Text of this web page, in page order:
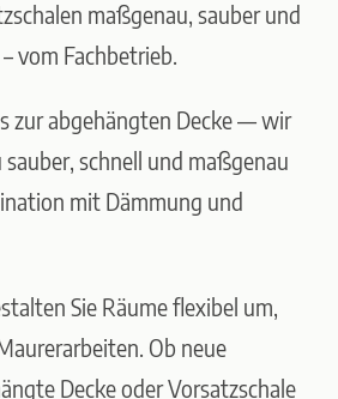
maßgenau, sauber und
vom Fachbetrieb.
zur abgehängten Decke — wir
schnell und maßgenau
mit Dämmung und
Sie Räume flexibel um,
Ob neue
Decke oder Vorsatzschale